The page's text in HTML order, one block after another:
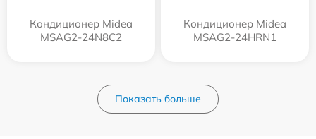
Кондиционер Midea
MSAG2-24N8C2
Кондиционер Midea
MSAG2-24HRN1
Показать больше